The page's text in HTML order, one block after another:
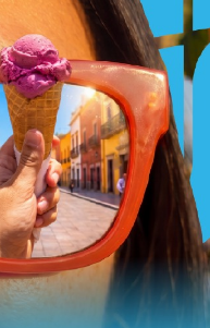
de orientar el desarrollo
de frenar la tendencia
el Acuerdo de
alertó que el esfuerzo
pronto insostenible.
de efecto
se comprometió la